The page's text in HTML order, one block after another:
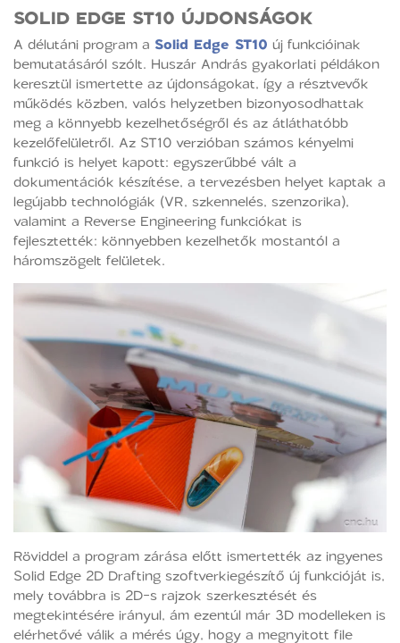
SOLID EDGE ST10 ÚJDONSÁGOK
A délutáni program a Solid Edge ST10 új funkcióinak
bemutatásáról szólt. Huszár András gyakorlati példákon
keresztül ismertette az újdonságokat, így a résztvevők
működés közben, valós helyzetben bizonyosodhattak
meg a könnyebb kezelhetőségről és az átláthatóbb
kezelőfelületről. Az ST10 verzióban számos kényelmi
funkció is helyet kapott: egyszerűbbé vált a
dokumentációk készítése, a tervezésben helyet kaptak a
legújabb technológiák (VR, szkennelés, szenzorika),
valamint a Reverse Engineering funkciókat is
fejlesztették: könnyebben kezelhetők mostantól a
háromszögelt felületek.
Röviddel a program zárása előtt ismertették az ingyenes
Solid Edge 2D Drafting szoftverkiegészítő új funkcióját is,
mely továbbra is 2D-s rajzok szerkesztését és
megtekintésére irányul, ám ezentúl már 3D modelleken is
elérhetővé válik a mérés úgy, hogy a megnyitott file